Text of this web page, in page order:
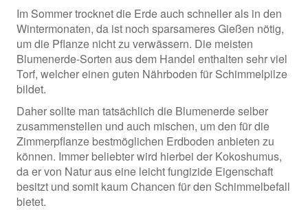
Im Sommer trocknet die Erde auch schneller als in den
Wintermonaten, da ist noch sparsameres Gießen nötig,
um die Pflanze nicht zu verwässern. Die meisten
Blumenerde-Sorten aus dem Handel enthalten sehr viel
Torf, welcher einen guten Nährboden für Schimmelpilze
bildet.
Daher sollte man tatsächlich die Blumenerde selber
zusammenstellen und auch mischen, um den für die
Zimmerpflanze bestmöglichen Erdboden anbieten zu
können. Immer beliebter wird hierbei der Kokoshumus,
da er von Natur aus eine leicht fungizide Eigenschaft
besitzt und somit kaum Chancen für den Schimmelbefall
bietet.